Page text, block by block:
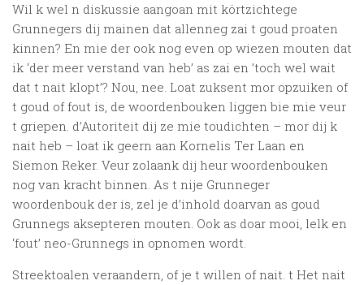
Wil k wel n diskussie aangoan mit körtzichtege
Grunnegers dij mainen dat allenneg zai t goud proaten
kinnen? En mie der ook nog even op wiezen mouten dat
ik ‘der meer verstand van heb’ as zai en ’toch wel wait
dat t nait klopt’? Nou, nee. Loat zuksent mor opzuiken of
t goud of fout is, de woordenbouken liggen bie mie veur
t griepen. d’Autoriteit dij ze mie toudichten – mor dij k
nait heb – loat ik geern aan Kornelis Ter Laan en
Siemon Reker. Veur zolaank dij heur woordenbouken
nog van kracht binnen. As t nije Grunneger
woordenbouk der is, zel je d’inhold doarvan as goud
Grunnegs aksepteren mouten. Ook as doar mooi, lelk en
‘fout’ neo-Grunnegs in opnomen wordt.
Streektoalen veraandern, of je t willen of nait. t Het nait